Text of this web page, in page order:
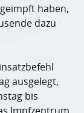
haben,
dazu
ausgelegt,
bis
Impfzentrum